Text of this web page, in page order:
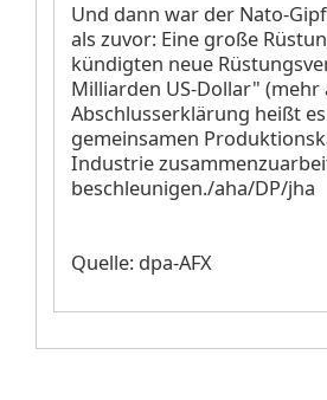
Und dann war der Nato-
als zuvor: Eine große
kündigten neue
Milliarden US-Dollar" (mehr
Abschlusserklärung heißt
gemeinsamen
Industrie
beschleunigen./aha/DP/jha
Quelle: dpa-AFX